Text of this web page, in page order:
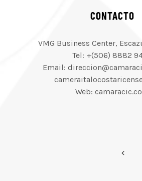
CONTACTO
VMG Business Center,
Tel: +(506) 8882
Email:
Web: